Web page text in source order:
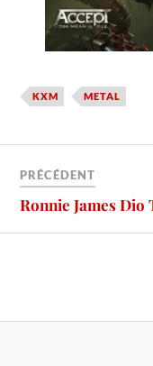
KXM METAL
PRÉCÉDENT
Ronnie James